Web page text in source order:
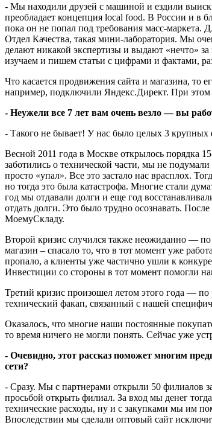
- Мы находили друзей с машиной и ездили
преобладает концепция local food. В России и в
пока он не попал под требования масс-маркета.
Отдел Качества, такая мини-лаборатория. Мы
делают никакой экспертизы и выдают «нечто»
изучаем и пишем статьи с цифрами и фактами,
Что касается продвижения сайта и магазина,
например, подключили Яндекс.Директ. При
- Неужели все 7 лет вам очень везло — вы
- Такого не бывает! У нас было целых 3 крупных
Весной 2011 года в Москве открылось порядка
заботились о технической части, мы не
просто «упал». Все это застало нас врасплох.
но тогда это была катастрофа. Многие стали
год мы отдавали долги и еще год
отдать долги. Это было трудно осознавать.
МоемуСкладу.
Второй кризис случился также неожиданно — по
магазин – спасало то, что в тот момент уже
пропало, а клиенты уже частично ушли к
Инвестиции со стороны в тот момент помогли
Третий кризис произошел летом этого года —
технический факап, связанный с нашей
Оказалось, что многие наши постоянные
то время ничего не могли понять. Сейчас уже
- Очевидно, этот рассказ поможет многим
сети?
- Сразу. Мы с партнерами открыли 50 филиалов
просьбой открыть филиал. За вход мы денег
технические расходы, ну и с закупками мы им
Впоследствии мы сделали оптовый сайт